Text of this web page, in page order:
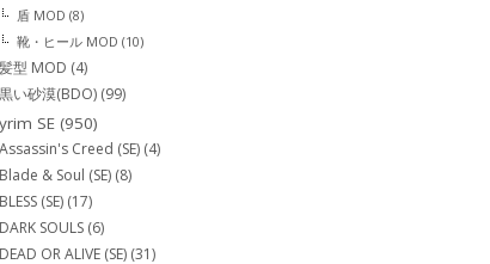
盾 MOD (8)
靴・ヒール MOD (10)
髪型 MOD (4)
黒い砂漠(BDO) (99)
SE (950)
Assassin's Creed (SE) (4)
Blade & Soul (SE) (8)
BLESS (SE) (17)
DARK SOULS (6)
DEAD OR ALIVE (SE) (31)